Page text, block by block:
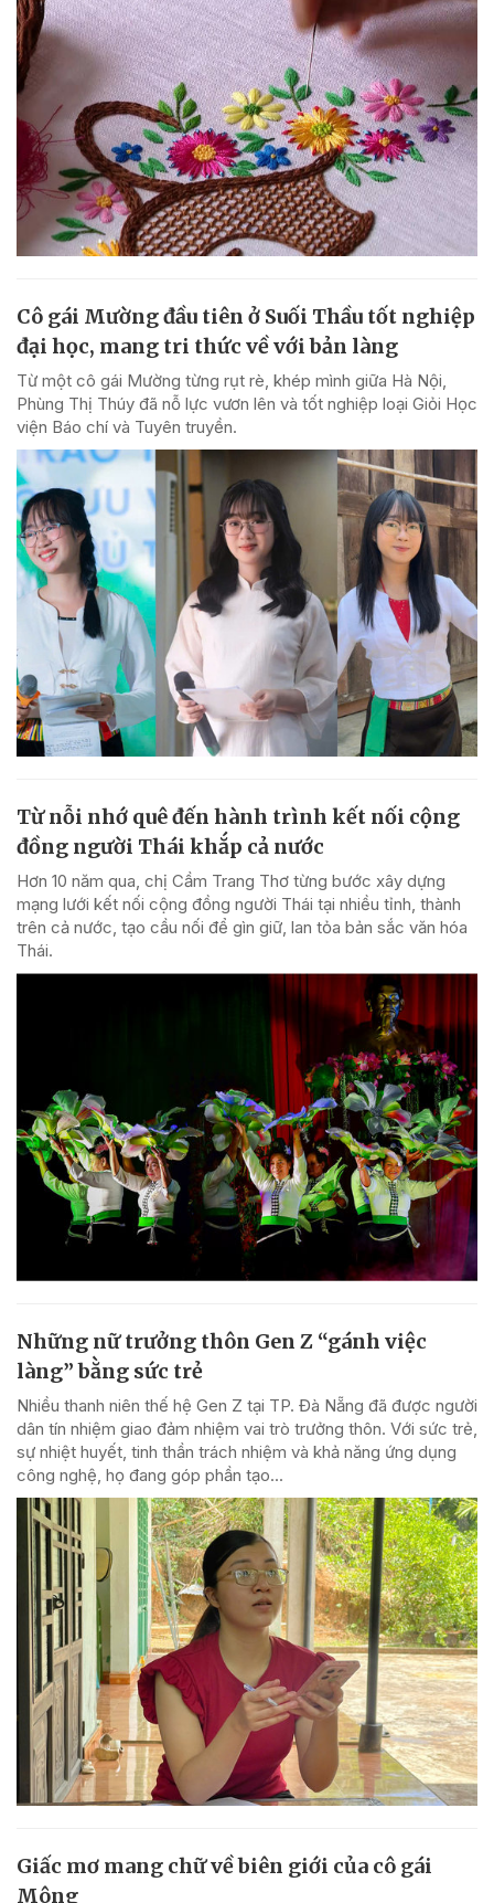
Cô gái Mường đầu tiên ở Suối Thầu tốt nghiệp
đại học, mang tri thức về với bản làng
Từ một cô gái Mường từng rụt rè, khép mình giữa Hà Nội,
Phùng Thị Thúy đã nỗ lực vươn lên và tốt nghiệp loại Giỏi Học
viện Báo chí và Tuyên truyền.
Từ nỗi nhớ quê đến hành trình kết nối cộng
đồng người Thái khắp cả nước
Hơn 10 năm qua, chị Cầm Trang Thơ từng bước xây dựng
mạng lưới kết nối cộng đồng người Thái tại nhiều tỉnh, thành
trên cả nước, tạo cầu nối để gìn giữ, lan tỏa bản sắc văn hóa
Thái.
Những nữ trưởng thôn Gen Z “gánh việc
làng” bằng sức trẻ
Nhiều thanh niên thế hệ Gen Z tại TP. Đà Nẵng đã được người
dân tín nhiệm giao đảm nhiệm vai trò trưởng thôn. Với sức trẻ,
sự nhiệt huyết, tinh thần trách nhiệm và khả năng ứng dụng
công nghệ, họ đang góp phần tạo...
Giấc mơ mang chữ về biên giới của cô gái
Mông